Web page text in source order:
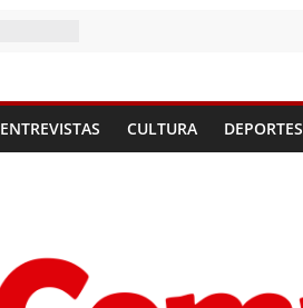
ENTREVISTAS CULTURA DEPORTES